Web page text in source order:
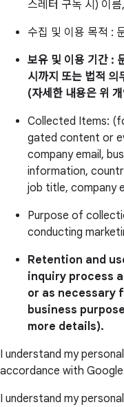
스레터 구독 시) 이
수집 및 이용 목적 :
보유 및 이용 기간 :
시까지 또는 법적 의
(자세한 내용은 위
Collected Items:
gated content or
company email,
information,
job title, company
Purpose of
conducting
Retention and
inquiry process
or as necessary
business
more details).
I understand my
accordance with
I understand my